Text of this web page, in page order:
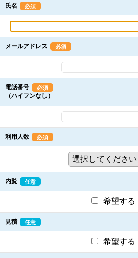
氏名 必須
メールアドレス 必須
電話番号 必須
（ハイフンなし）
利用人数 必須
内覧 任意
希望する
見積 任意
希望する